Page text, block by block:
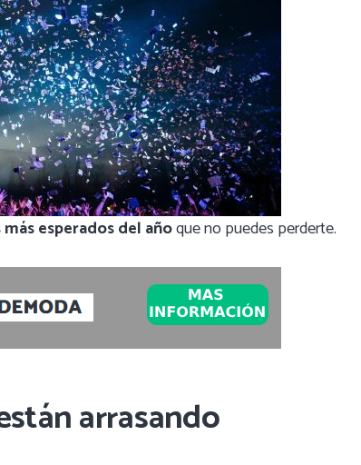
esperados del añoque no puedes perderte.
arrasando